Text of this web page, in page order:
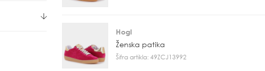
Hogl
Ženska patika
Šifra artikla: 49ZCJ13992